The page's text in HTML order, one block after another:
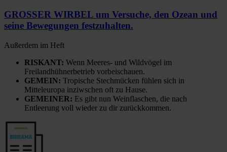
GROSSER WIRBEL um Versuche, den Ozean und
seine Bewegungen festzuhalten.
Außerdem im Heft
RISKANT: Wenn Meeres- und Wildvögel im
Freilandhühnerbetrieb vorbeischauen.
GEMEIN: Tropische Stechmücken fühlen sich in
Mitteleuropa inziwschen oft zu Hause.
GEMEINER: Es gibt nun Weinflaschen, die nach
Entleerung voll wieder zu dir zurückkommen.